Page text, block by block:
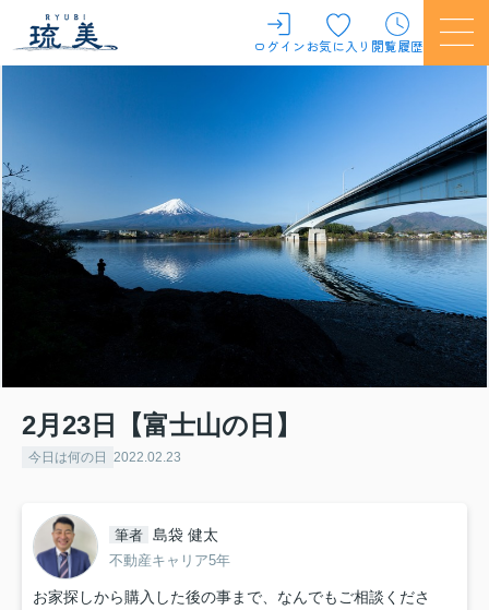
ログインお気に入り 閲覧履歴
2月23日【富士山の日】
今日は何の日 2022.02.23
筆者 島袋 健太
不動産キャリア5年
お家探しから購入した後の事まで、なんでもご相談くださ